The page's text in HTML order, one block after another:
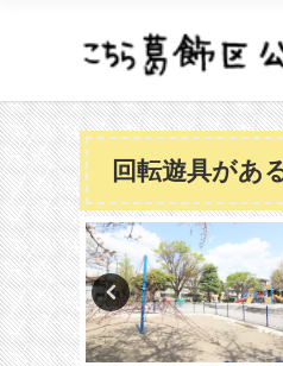
回転遊具があ
東新小岩